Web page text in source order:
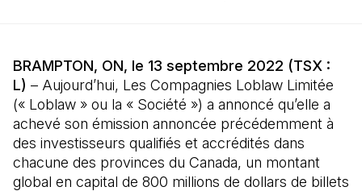
BRAMPTON, ON, le 13 septembre 2022 (TSX :
L) – Aujourd’hui, Les Compagnies Loblaw Limitée
(« Loblaw » ou la « Société ») a annoncé qu’elle a
achevé son émission annoncée précédemment à
des investisseurs qualifiés et accrédités dans
chacune des provinces du Canada, un montant
global en capital de 800 millions de dollars de billets